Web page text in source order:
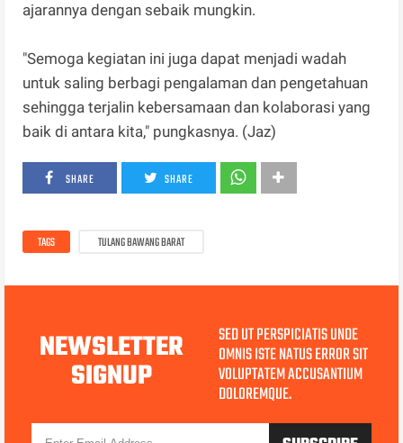
ajarannya dengan sebaik mungkin.
"Semoga kegiatan ini juga dapat menjadi wadah
untuk saling berbagi pengalaman dan pengetahuan
sehingga terjalin kebersamaan dan kolaborasi yang
baik di antara kita," pungkasnya. (Jaz)
SHARE SHARE
TAGS TULANG BAWANG BARAT
NEWSLETTER
SIGNUP
SED UT PERSPICIATIS UNDE
OMNIS ISTE NATUS ERROR SIT
VOLUPTATEM ACCUSANTIUM
DOLOREMQUE.